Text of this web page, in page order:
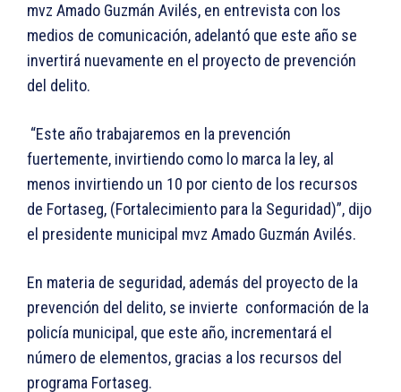
mvz Amado Guzmán Avilés, en entrevista con los
medios de comunicación, adelantó que este año se
invertirá nuevamente en el proyecto de prevención
del delito.
“Este año trabajaremos en la prevención
fuertemente, invirtiendo como lo marca la ley, al
menos invirtiendo un 10 por ciento de los recursos
de Fortaseg, (Fortalecimiento para la Seguridad)”, dijo
el presidente municipal mvz Amado Guzmán Avilés.
En materia de seguridad, además del proyecto de la
prevención del delito, se invierte conformación de la
policía municipal, que este año, incrementará el
número de elementos, gracias a los recursos del
programa Fortaseg.